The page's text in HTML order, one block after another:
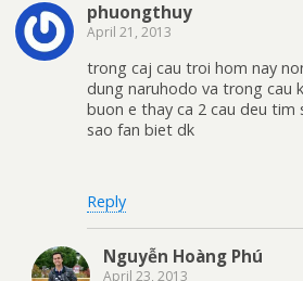
phuongthuy
April 21, 2013
trong caj cau troi hom nay
dung naruhodo va trong cau
buon e thay ca 2 cau deu tim
sao fan biet dk
Reply
Nguyễn Hoàng Phú
April 23, 2013